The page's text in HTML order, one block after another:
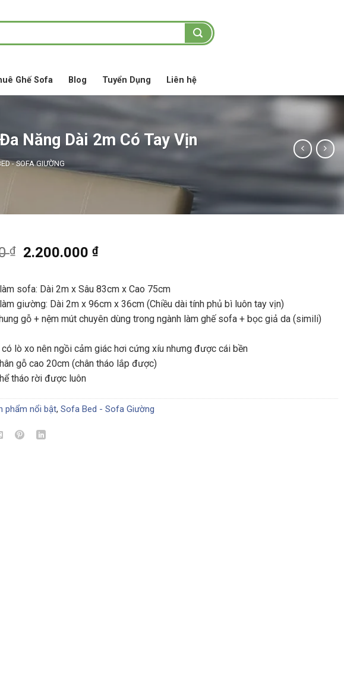
Ghế Sofa Blog Tuyển Dụng Liên hệ
Năng Dài 2m Có Tay Vịn
- SOFA GIƯỜNG
₫
Giá
là:
3.500.000 ₫.
2.200.000₫Giá
là:
2.200.000 ₫.
sofa: Dài 2m x Sâu 83cm x Cao 75cm
giường: Dài 2m x 96cm x 36cm (Chiều dài tính phủ bì luôn tay vịn)
gỗ + nệm mút chuyên dùng trong ngành làm ghế sofa + bọc giả da (simili)
lò xo nên ngồi cảm giác hơi cứng xíu nhưng được cái bền
gỗ cao 20cm (chân tháo lắp được)
tháo rời được luôn
phẩm nổi bật, Sofa Bed - Sofa Giường